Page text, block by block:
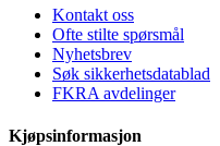
Kontakt oss
Ofte stilte spørsmål
Nyhetsbrev
Søk sikkerhetsdatablad
FKRA avdelinger
Kjøpsinformasjon